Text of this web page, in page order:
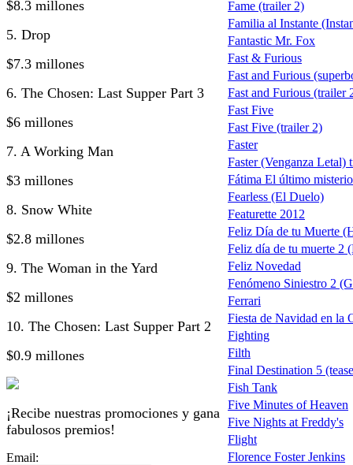
$8.3 millones
5. Drop
$7.3 millones
6. The Chosen: Last Supper Part 3
$6 millones
7. A Working Man
$3 millones
8. Snow White
$2.8 millones
9. The Woman in the Yard
$2 millones
10. The Chosen: Last Supper Part 2
$0.9 millones
¡Recibe nuestras promociones y gana
fabulosos premios!
Email:
Fame (trailer 2)
Familia al Instante
Fantastic Mr. Fox
Fast & Furious
Fast and Furious
Fast and Furious (trailer
Fast Five
Fast Five (trailer 2)
Faster
Faster (Venganza Letal)
Fátima El último misterio
Fearless (El Duelo)
Featurette 2012
Feliz Día de tu Muerte
Feliz día de tu muerte 2
Feliz Novedad
Fenómeno Siniestro 2
Ferrari
Fiesta de Navidad en la
Fighting
Filth
Final Destination 5
Fish Tank
Five Minutes of Heaven
Five Nights at Freddy's
Flight
Florence Foster Jenkins